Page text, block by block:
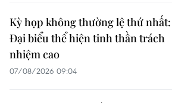
Kỳ họp không thường lệ thứ nhất:
Đại biểu thể hiện tinh thần trách
nhiệm cao
07/08/2026 09:04